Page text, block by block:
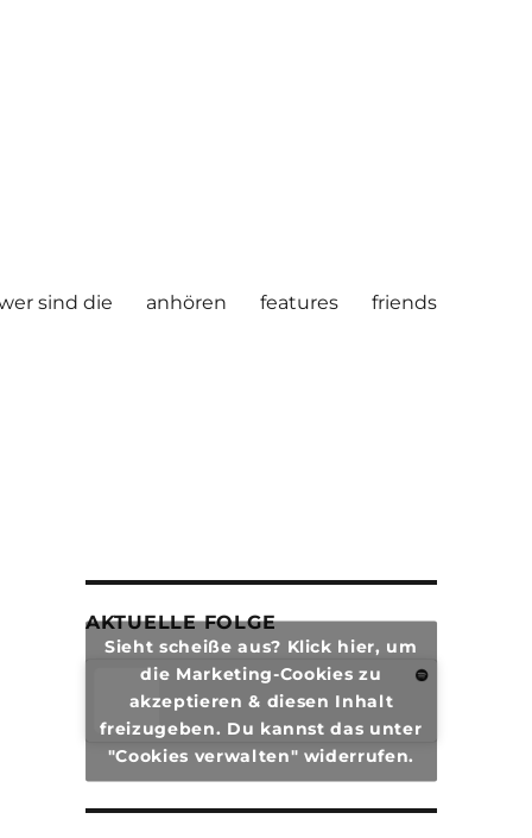
sind die anhören features friends
AKTUELLE FOLGE
Sieht scheiße aus? Klick hier, um
die Marketing-Cookies zu
akzeptieren & diesen Inhalt
freizugeben. Du kannst das unter
"Cookies verwalten" widerrufen.